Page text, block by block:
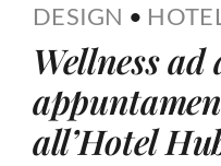
DESIGN •
Wellness
all’Hotel